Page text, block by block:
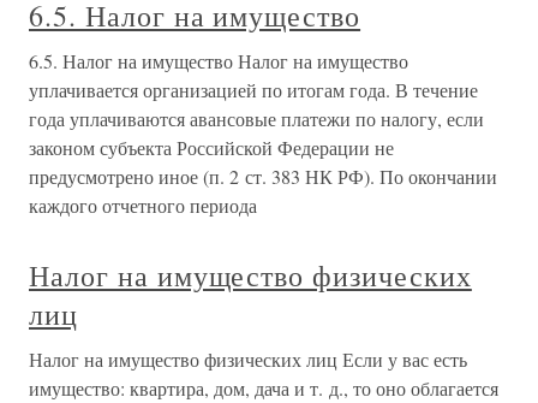
6.5. Налог на имущество
6.5. Налог на имущество Налог на имущество
уплачивается организацией по итогам года. В течение
года уплачиваются авансовые платежи по налогу, если
законом субъекта Российской Федерации не
предусмотрено иное (п. 2 ст. 383 НК РФ). По окончании
каждого отчетного периода
Налог на имущество физических
лиц
Налог на имущество физических лиц Если у вас есть
имущество: квартира, дом, дача и т. д., то оно облагается